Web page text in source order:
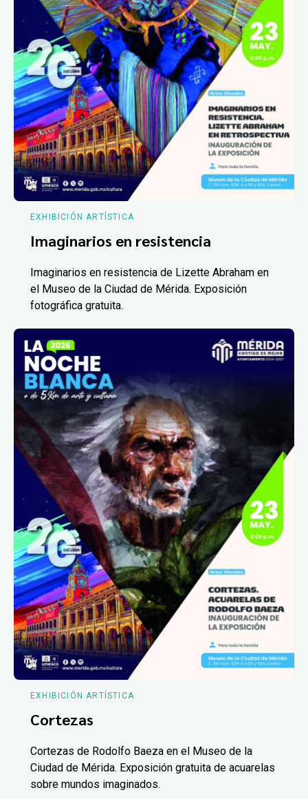
EXHIBICIÓN ARTÍSTICA
Imaginarios en resistencia
Imaginarios en resistencia de Lizette Abraham en
el Museo de la Ciudad de Mérida. Exposición
fotográfica gratuita.
EXHIBICIÓN ARTÍSTICA
Cortezas
Cortezas de Rodolfo Baeza en el Museo de la
Ciudad de Mérida. Exposición gratuita de acuarelas
sobre mundos imaginados.